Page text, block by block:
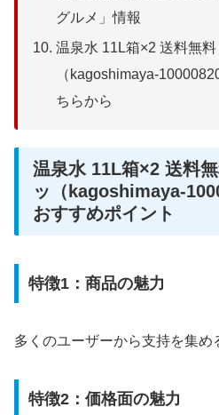
グルメ」情報
温泉水 11L箱×2 送料無
（kagoshimaya-
ちらから
温泉水 11L箱×2 送料
ッ（kagoshimaya-
おすすめポイント
特徴1：商品の魅力
多くのユーザーから支持を集め
特徴2：価格面の魅力